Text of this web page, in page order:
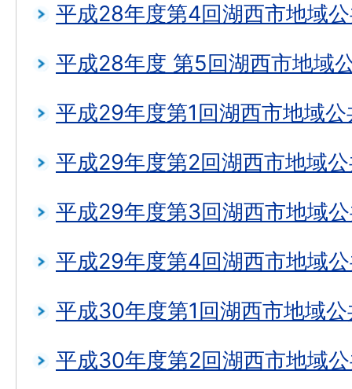
平成28年度第4回湖西市地域
平成28年度 第5回湖西市地域
平成29年度第1回湖西市地域
平成29年度第2回湖西市地域
平成29年度第3回湖西市地域
平成29年度第4回湖西市地域
平成30年度第1回湖西市地域
平成30年度第2回湖西市地域